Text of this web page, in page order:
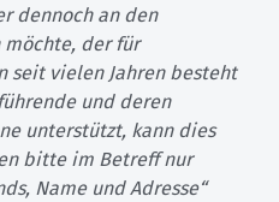
dennoch an den
möchte, der für
seit vielen Jahren besteht
und deren
unterstützt, kann dies
bitte im Betreff nur
Name und Adresse“